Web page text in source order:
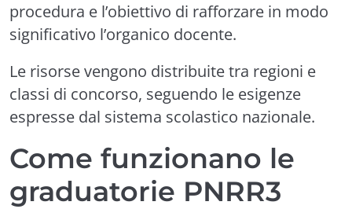
procedura e l’obiettivo di rafforzare in modo
significativo l’organico docente.
Le risorse vengono distribuite tra regioni e
classi di concorso, seguendo le esigenze
espresse dal sistema scolastico nazionale.
Come funzionano le
graduatorie PNRR3